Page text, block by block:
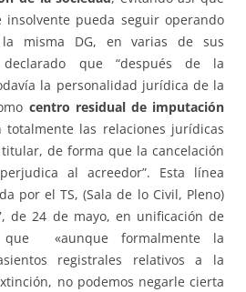
insolvente pueda seguir operando
misma DG, en varias de sus
que “después de la
la personalidad jurídica de la
centro residual de imputación
las relaciones jurídicas
de forma que la cancelación
al acreedor”. Esta línea
por el TS, (Sala de lo Civil, Pleno)
de 24 de mayo, en unificación de
que «aunque formalmente la
registrales relativos a la
no podemos negarle cierta